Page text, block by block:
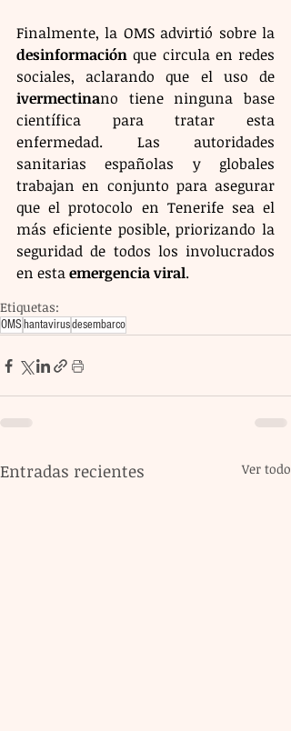
desinformación que circula en redes
ivermectinano tiene ninguna base
científica para tratar esta
enfermedad. Las autoridades
sanitarias españolas y globales
trabajan en conjunto para asegurar
que el protocolo en Tenerife sea el
más eficiente posible, priorizando la
seguridad de todos los involucrados
en esta emergencia viral.
Etiquetas:
OMShantavirusdesembarco
Entradas recientes Ver todo